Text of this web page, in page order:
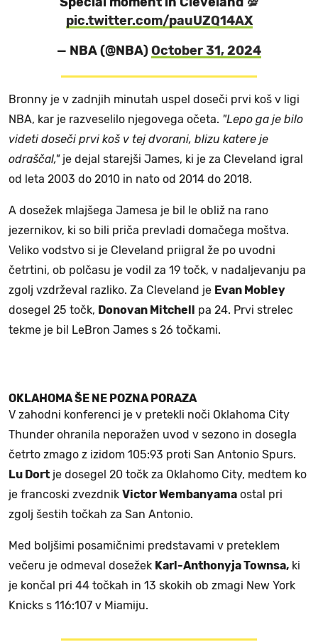
pic.twitter.com/pauUZQ14AX
— NBA (@NBA)October 31, 2024
Bronny je v zadnjih minutah uspel doseči prvi koš v ligi
NBA, kar je razveselilo njegovega očeta. "Lepo ga je bilo
videti doseči prvi koš v tej dvorani, blizu katere je
odraščal,"je dejal starejši James, ki je za Cleveland igral
od leta 2003 do 2010 in nato od 2014 do 2018.
A dosežek mlajšega Jamesa je bil le obliž na rano
jezernikov, ki so bili priča prevladi domačega moštva.
Veliko vodstvo si je Cleveland priigral že po uvodni
četrtini, ob polčasu je vodil za 19 točk, v nadaljevanju pa
zgolj vzdrževal razliko. Za Cleveland je Evan Mobley
dosegel 25 točk, Donovan Mitchell pa 24. Prvi strelec
tekme je bil LeBron James s 26 točkami.
OKLAHOMA ŠE NE POZNA PORAZA
V zahodni konferenci je v pretekli noči Oklahoma City
Thunder ohranila neporažen uvod v sezono in dosegla
četrto zmago z izidom 105:93 proti San Antonio Spurs.
Lu Dort je dosegel 20 točk za Oklahomo City, medtem ko
je francoski zvezdnik Victor Wembanyama ostal pri
zgolj šestih točkah za San Antonio.
Med boljšimi posamičnimi predstavami v preteklem
večeru je odmeval dosežek Karl-Anthonyja Townsa, ki
je končal pri 44 točkah in 13 skokih ob zmagi New York
Knicks s 116:107 v Miamiju.